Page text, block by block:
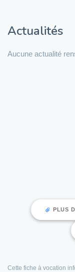
Actualités
Aucune actualité
PLUS
Cette fiche à vocation